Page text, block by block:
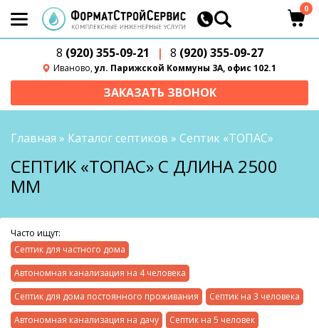
8 (920) 355-09-21 | 8 (920) 355-09-27
Иваново,ул. Парижской Коммуны 3А, офис 102.1
0
ЗАКАЗАТЬ ЗВОНОК
Главная » Каталог септиков » Септик «ТОПАС»
СЕПТИК «ТОПАС» С ДЛИНА 2500
ММ
Часто ищут:
Септик для частного дома
Автономная канализация на 4 человека
Септик для дома постоянного проживания
Септик на 3 человека
Автономная канализация на дачу
Септик на 5 человек